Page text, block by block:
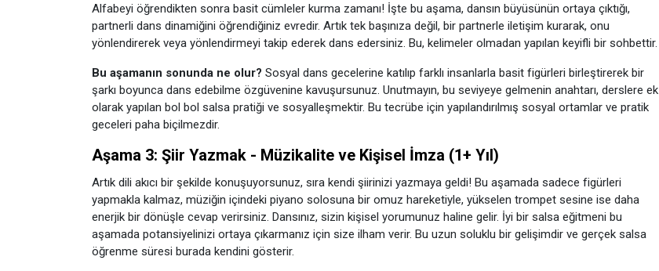
Alfabeyi öğrendikten sonra basit cümleler kurma zamanı! İşte bu aşama, dansın büyüsünün ortaya çıktığı,
partnerli dans dinamiğini öğrendiğiniz evredir. Artık tek başınıza değil, bir partnerle iletişim kurarak, onu
yönlendirerek veya yönlendirmeyi takip ederek dans edersiniz. Bu, kelimeler olmadan yapılan keyifli bir sohbettir.
Bu aşamanın sonunda ne olur? Sosyal dans gecelerine katılıp farklı insanlarla basit figürleri birleştirerek bir
şarkı boyunca dans edebilme özgüvenine kavuşursunuz. Unutmayın, bu seviyeye gelmenin anahtarı, derslere ek
olarak yapılan bol bol salsa pratiği ve sosyalleşmektir. Bu tecrübe için yapılandırılmış sosyal ortamlar ve pratik
geceleri paha biçilmezdir.
Aşama 3: Şiir Yazmak - Müzikalite ve Kişisel İmza (1+ Yıl)
Artık dili akıcı bir şekilde konuşuyorsunuz, sıra kendi şiirinizi yazmaya geldi! Bu aşamada sadece figürleri
yapmakla kalmaz, müziğin içindeki piyano solosuna bir omuz hareketiyle, yükselen trompet sesine ise daha
enerjik bir dönüşle cevap verirsiniz. Dansınız, sizin kişisel yorumunuz haline gelir. İyi bir salsa eğitmeni bu
aşamada potansiyelinizi ortaya çıkarmanız için size ilham verir. Bu uzun soluklu bir gelişimdir ve gerçek salsa
öğrenme süresi burada kendini gösterir.